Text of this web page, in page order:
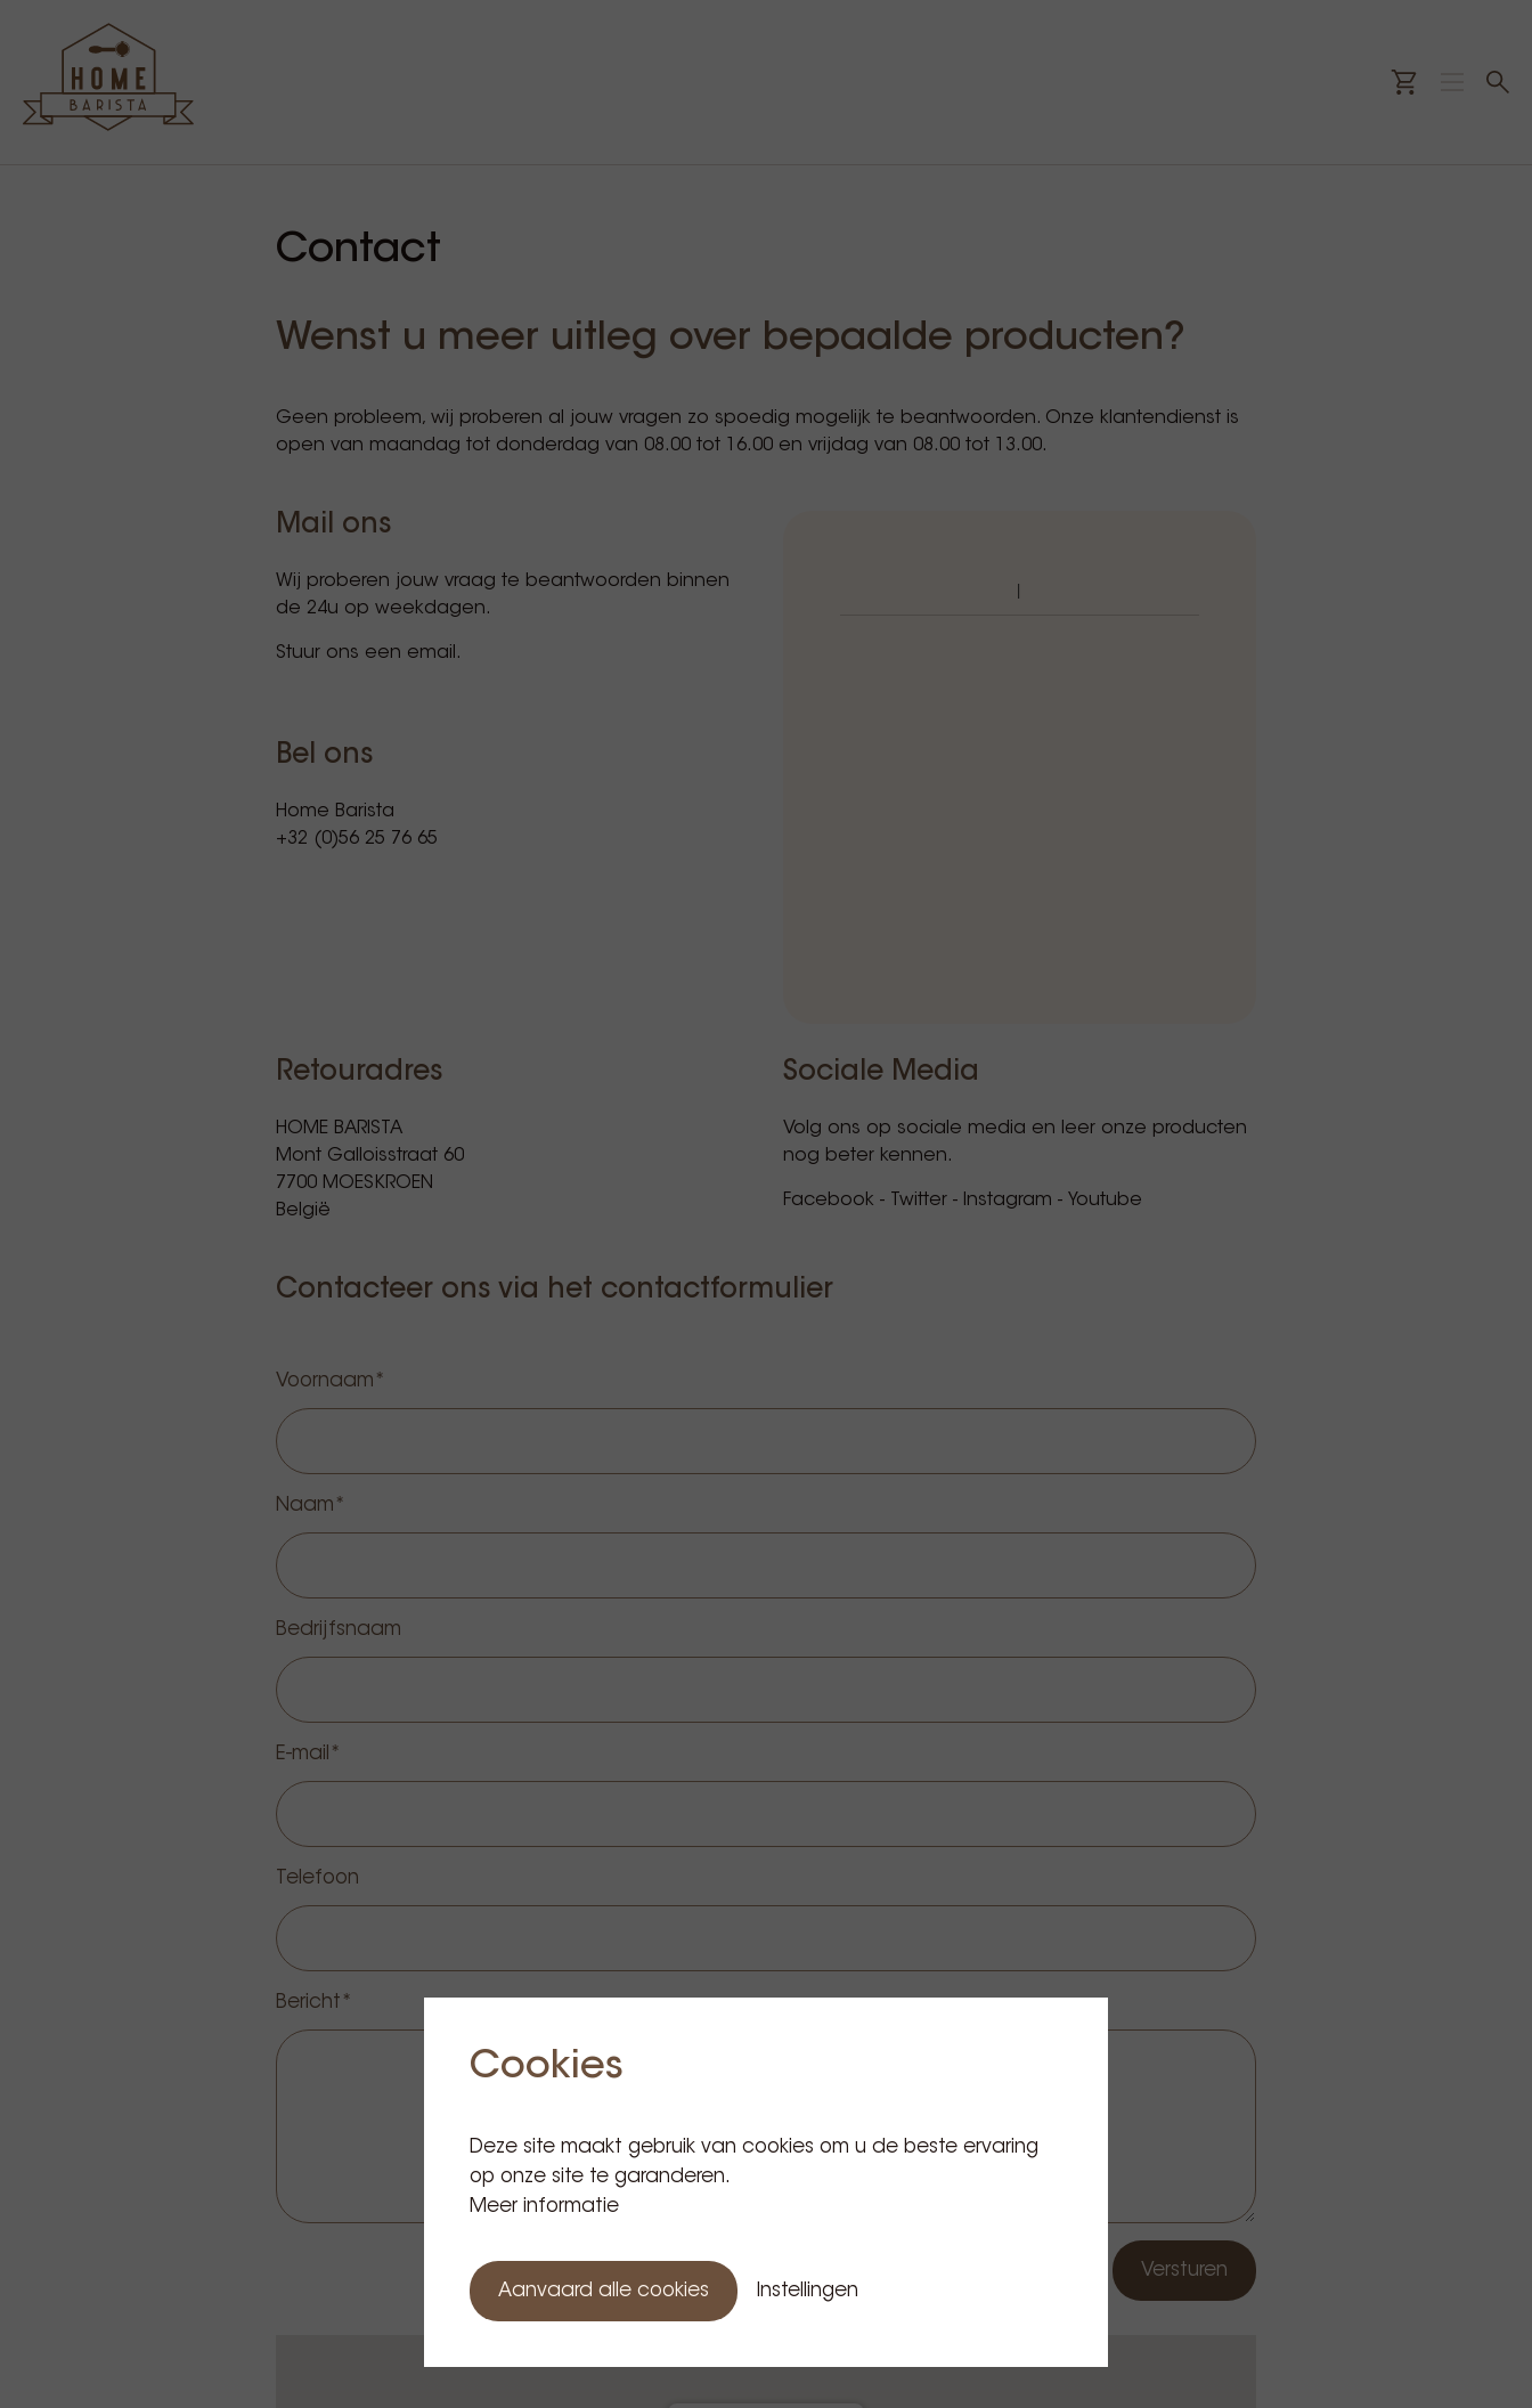
Contact
Wenst u meer uitleg over bepaalde producten?
Geen probleem, wij proberen al jouw vragen zo spoedig mogelijk te beantwoorden. Onze klantendienst is
open van maandag tot donderdag van 08.00 tot 16.00 en vrijdag van 08.00 tot 13.00.
Mail ons
Wij proberen jouw vraag te beantwoorden binnen
de 24u op weekdagen.
Stuur ons een email.
Bel ons
Home Barista
+32 (0)56 25 76 65
Retouradres
HOME BARISTA
Mont Galloisstraat 60
7700 MOESKROEN
België
Sociale Media
Volg ons op sociale media en leer onze producten
nog beter kennen.
Facebook - Twitter- Instagram - Youtube
Contacteer ons via het contactformulier
Voornaam
Naam
Bedrijfsnaam
E-mail
Telefoon
Bericht
Versturen
Cookies
Deze site maakt gebruik van cookies om u de beste ervaring
op onze site te garanderen.
Meer informatie
Aanvaard alle cookies Instellingen